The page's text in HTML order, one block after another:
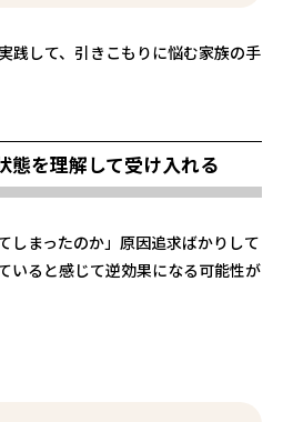
践して、引きこもりに悩む家族の手
態を理解して受け入れる
しまったのか」原因追求ばかりして
いると感じて逆効果になる可能性が